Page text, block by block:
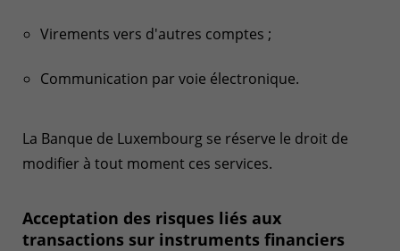
Virements vers d'autres comptes ;
Communication par voie électronique.
La Banque de Luxembourg se réserve le droit de
modifier à tout moment ces services.
Acceptation des risques liés aux
transactions sur instruments financiers